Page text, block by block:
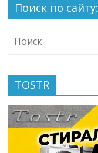
Поиск по сайту:
TOSTR